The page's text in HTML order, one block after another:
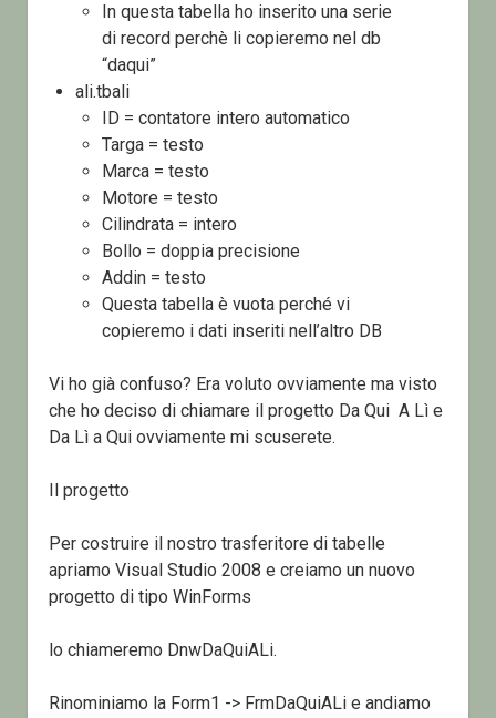
In questa tabella ho inserito una serie
di record perchè li copieremo nel db
“daqui”
ali.tbali
ID = contatore intero automatico
Targa = testo
Marca = testo
Motore = testo
Cilindrata = intero
Bollo = doppia precisione
Addin = testo
Questa tabella è vuota perché vi
copieremo i dati inseriti nell’altro DB
Vi ho già confuso? Era voluto ovviamente ma visto
che ho deciso di chiamare il progetto Da Qui A Lì e
Da Lì a Qui ovviamente mi scuserete.
Il progetto
Per costruire il nostro trasferitore di tabelle
apriamo Visual Studio 2008 e creiamo un nuovo
progetto di tipo WinForms
lo chiameremo DnwDaQuiALi.
Rinominiamo la Form1 -> FrmDaQuiALi e andiamo